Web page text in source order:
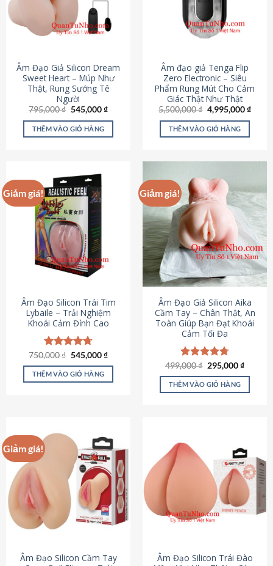
Âm Đạo Giả Silicon Dream
Sweet Heart – Múp Như
Thật, Rung Sướng Tê
Người
795,000₫ Giá
là:
795,000 ₫.
545,000₫Giá
tại
545,000 ₫.
THÊM VÀO GIỎ HÀNG
Âm đạo giả Tenga Flip
Zero Electronic – Siêu
Phẩm Rung Mút Cho Cảm
Giác Thật Như Thật
5,500,000₫ Giá
gốc
là:
5,500,000 ₫.
4,995,000₫Giá
THÊM VÀO GIỎ HÀNG
Giảm giá!
Âm Đạo Silicon Trái Tim
Lybaile – Trải Nghiệm
Khoái Cảm Đỉnh Cao
Được xếp
hạng4.70
5 sao
750,000₫ Giá
là:
750,000 ₫.
545,000₫Giá
tại
545,000 ₫.
THÊM VÀO GIỎ HÀNG
Giảm giá!
Âm Đạo Giả Silicon Aika
Cầm Tay – Chân Thật, An
Toàn Giúp Bạn Đạt Khoái
Cảm Tối Đa
Được xếp
hạng4.75
5 sao
499,000₫ Giá
là:
499,000 ₫.
295,000₫Giá
tại
THÊM VÀO GIỎ HÀNG
Giảm giá!
Âm Đạo Silicon Cầm Tay
Âm Đạo Silicon Trái Đào